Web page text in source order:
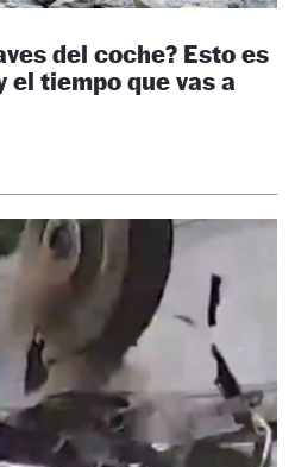
del coche? Esto es
el tiempo que vas a